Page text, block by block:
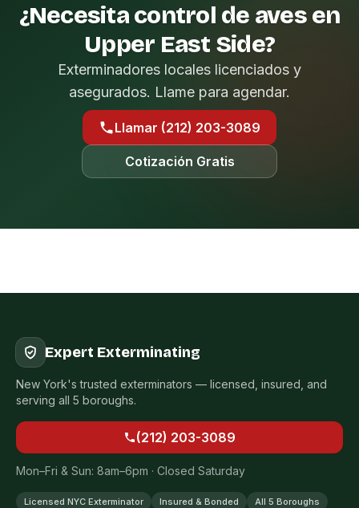
¿Necesita control de aves en
Upper East Side?
Exterminadores locales licenciados y
asegurados. Llame para agendar.
Llamar (212) 203-3089
Cotización Gratis
Expert Exterminating
New York's trusted exterminators — licensed, insured, and
serving all 5 boroughs.
(212) 203-3089
Mon–Fri & Sun: 8am–6pm · Closed Saturday
Licensed NYC Exterminator Insured & Bonded
All 5 Boroughs